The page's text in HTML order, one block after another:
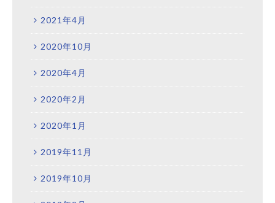
2021年4月
2020年10月
2020年4月
2020年2月
2020年1月
2019年11月
2019年10月